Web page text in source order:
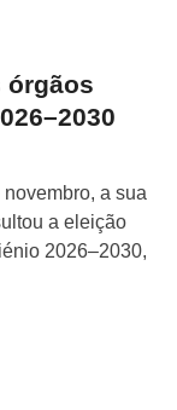
órgãos
a sua
a eleição
2026–2030,